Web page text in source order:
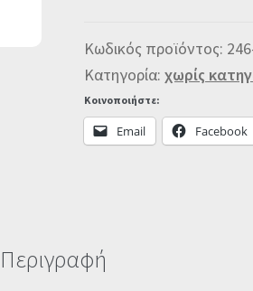
Κωδικός προϊόντος:
Κατηγορία: χωρίς
Κοινοποιήστε:
Email Facebook
Περιγραφή